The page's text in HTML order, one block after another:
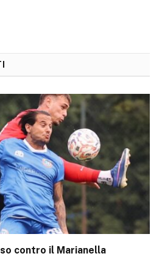
contro il Marianella